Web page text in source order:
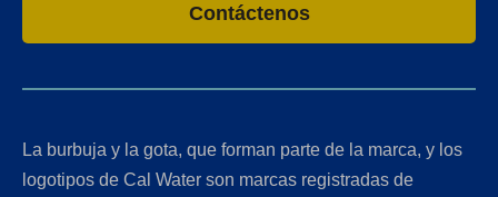
Contáctenos
La burbuja y la gota, que forman parte de la marca, y los
logotipos de Cal Water son marcas registradas de